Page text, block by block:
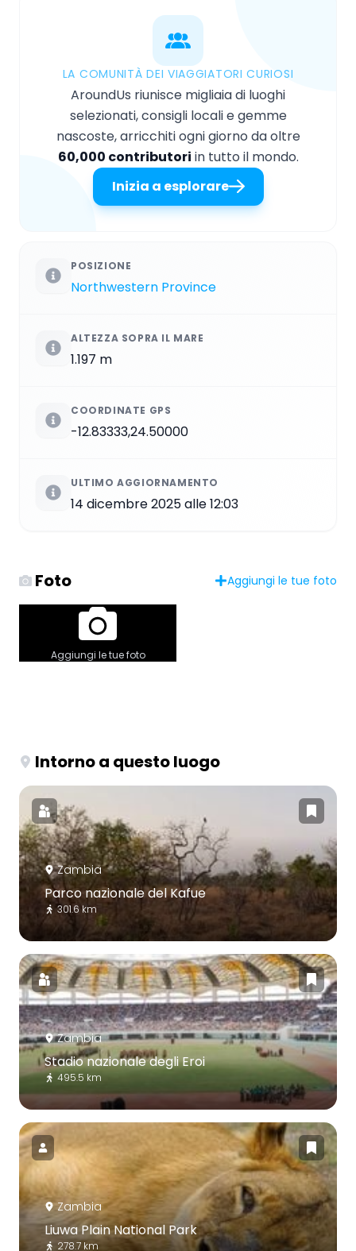
LA COMUNITÀ DEI VIAGGIATORI CURIOSI
AroundUs riunisce migliaia di luoghi
selezionati, consigli locali e gemme
nascoste, arricchiti ogni giorno da oltre
60,000 contributori in tutto il mondo.
Inizia a esplorare
POSIZIONE
Northwestern Province
ALTEZZA SOPRA IL MARE
1.197 m
COORDINATE GPS
-12.83333,24.50000
ULTIMO AGGIORNAMENTO
14 dicembre 2025 alle 12:03
Foto Aggiungi le tue foto
Aggiungi le tue foto
Intorno a questo luogo
Zambia
Parco nazionale del Kafue
301.6 km
Zambia
Stadio nazionale degli Eroi
495.5 km
Zambia
Liuwa Plain National Park
278.7 km